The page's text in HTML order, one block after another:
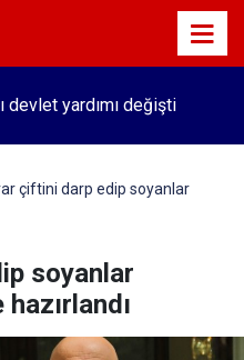
devlet yardımı değişti
çiftini darp edip soyanlar
soyanlar